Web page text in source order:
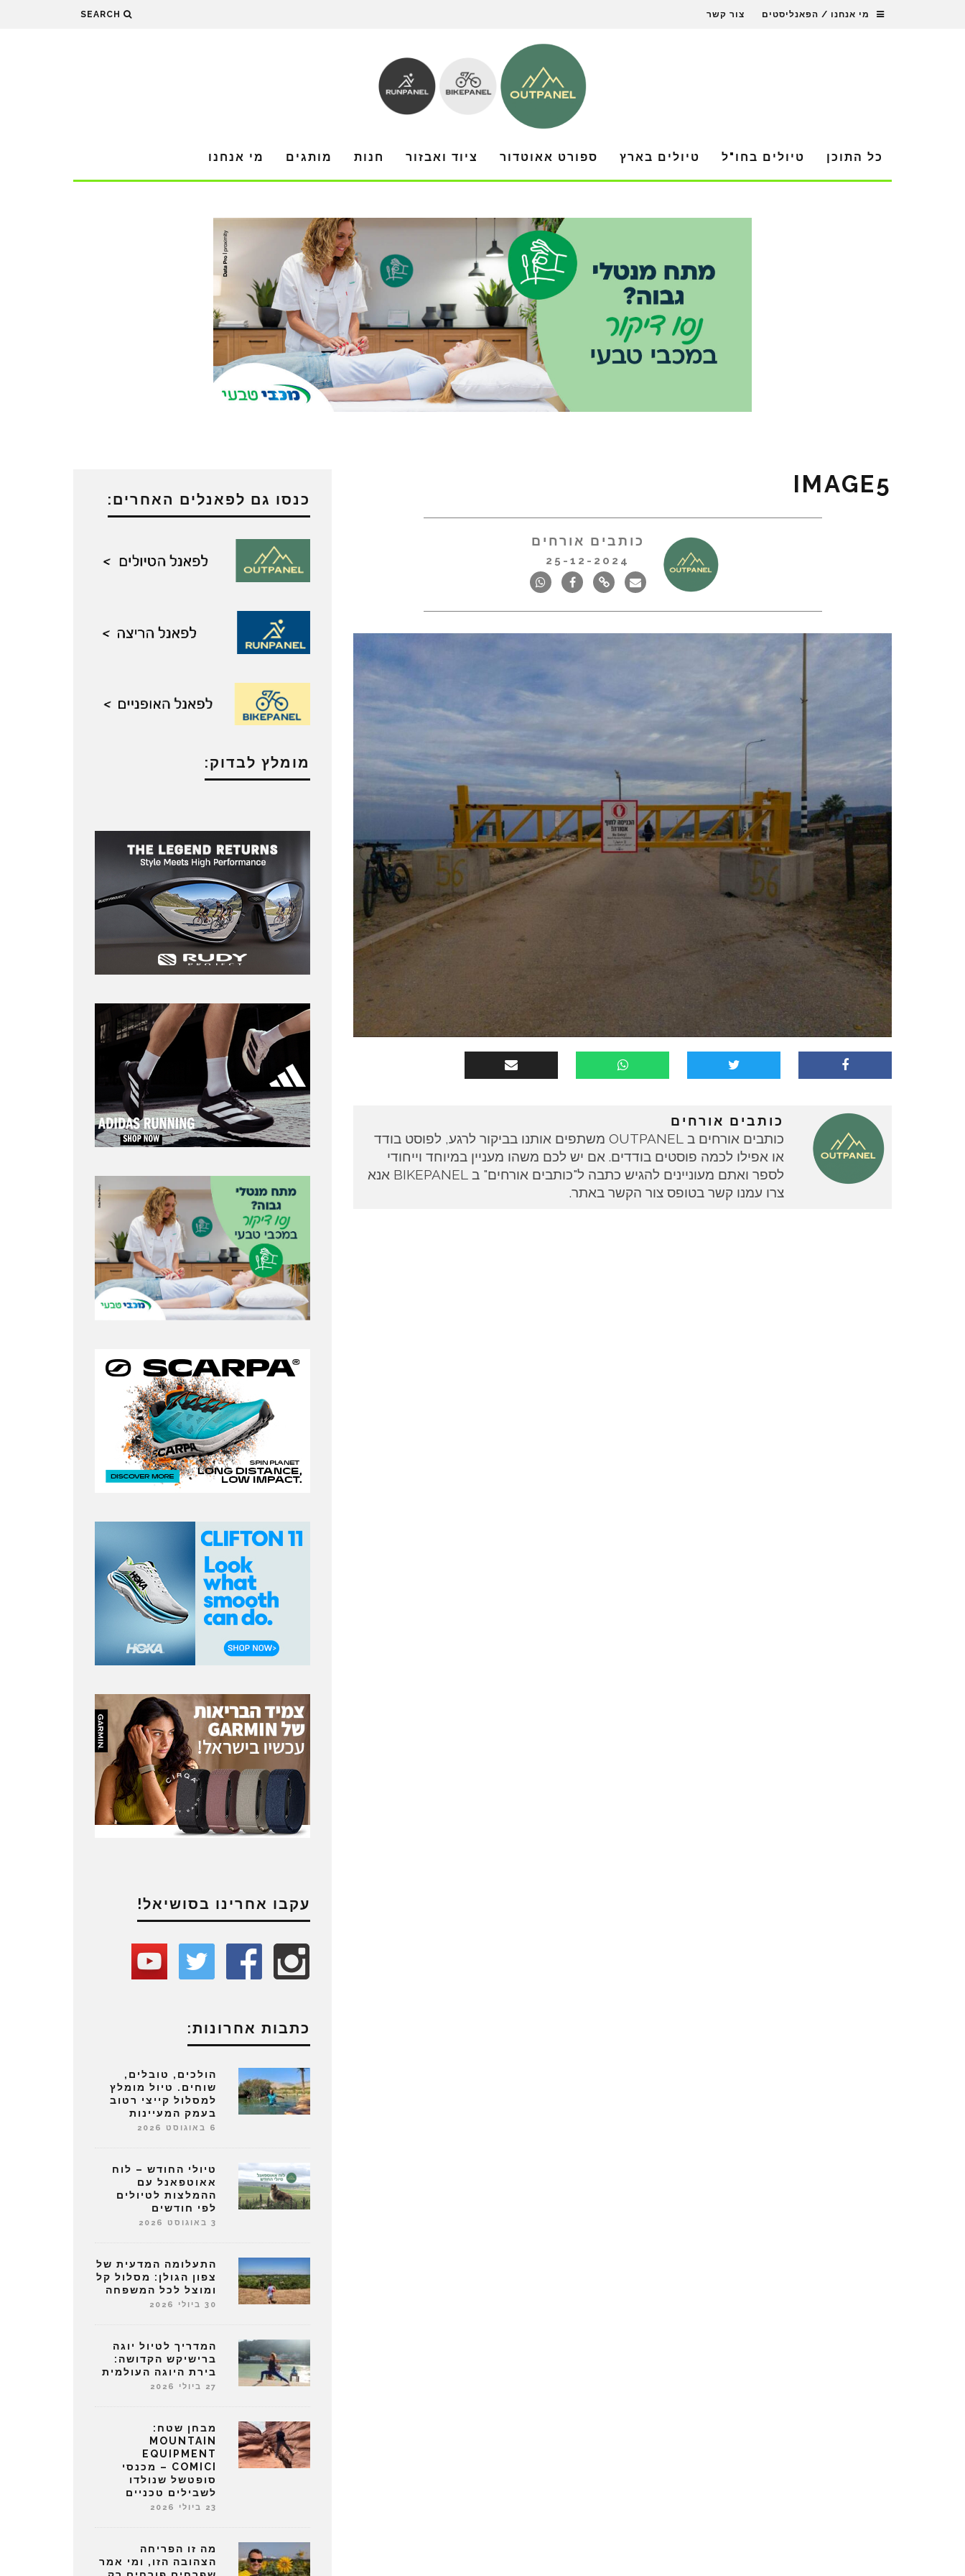
מי אנחנו / הפאנליסטים צור קשר SEARCH
כל התוכן טיולים בחו"ל טיולים בארץ ספורט אאוטדור ציוד ואבזור חנות מותגים מי אנחנו
IMAGE5
כותבים אורחים
25-12-2024
כותבים אורחים
כותבים אורחים ב OUTPANEL משתפים אותנו בביקור לרגע, לפוסט בודד
או אפילו לכמה פוסטים בודדים. אם יש לכם משהו מעניין במיוחד וייחודי
לספר ואתם מעוניינים להגיש כתבה ל"כותבים אורחים" ב BIKEPANEL אנא
צרו עמנו קשר בטופס צור הקשר באתר.
כנסו גם לפאנלים האחרים:
מומלץ לבדוק:
עקבו אחרינו בסושיאל!
כתבות אחרונות:
הולכים, טובלים,
שוחים. טיול מומלץ
למסלול קייצי רטוב
בעמק המעיינות
6 באוגוסט 2026
טיולי החודש – לוח
אאוטפאנל עם
ההמלצות לטיולים
לפי חודשים
3 באוגוסט 2026
התעלומה המדעית של
צפון הגולן: מסלול קל
ומוצל לכל המשפחה
30 ביולי 2026
המדריך לטיול יוגה
ברישיקש הקדושה:
בירת היוגה העולמית
27 ביולי 2026
מבחן שטח:
MOUNTAIN
EQUIPMENT
COMICI – מכנסי
סופטשל שנולדו
לשבילים טכניים
23 ביולי 2026
מה זו הפריחה
הצהובה הזו, ומי אמר